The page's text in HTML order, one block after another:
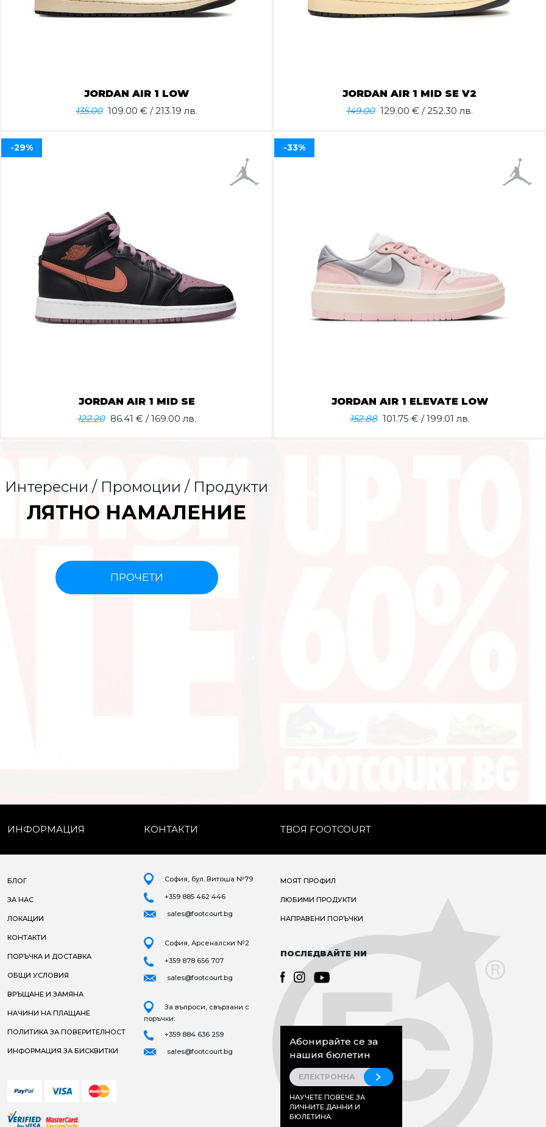
JORDAN AIR 1 LOW
135.00 109.00 € / 213.19 лв.
JORDAN AIR 1 MID SE V2
149.00 129.00 € / 252.30 лв.
JORDAN AIR 1 MID SE
122.20 86.41 € / 169.00 лв.
-29%
JORDAN AIR 1 ELEVATE LOW
152.88 101.75 € / 199.01 лв.
-33%
Интересни / Промоции / Продукти
ЛЯТНО НАМАЛЕНИЕ
ПРОЧЕТИ
ИНФОРМАЦИЯ КОНТАКТИ ТВОЯ FOOTCOURT
БЛОГ
ЗА НАС
ЛОКАЦИИ
КОНТАКТИ
ПОРЪЧКА И ДОСТАВКА
ОБЩИ УСЛОВИЯ
ВРЪЩАНЕ И ЗАМЯНА
НАЧИНИ НА ПЛАЩАНЕ
ПОЛИТИКА ЗА ПОВЕРИТЕЛНОСТ
ИНФОРМАЦИЯ ЗА БИСКВИТКИ
София, бул. Витоша №79
+359 885 462 446
sales@footcourt.bg
София, Арсеналски №2
+359 878 656 707
sales@footcourt.bg
За въпроси, свързани с
поръчки:
+359 884 636 259
sales@footcourt.bg
МОЯТ ПРОФИЛ
ЛЮБИМИ ПРОДУКТИ
НАПРАВЕНИ ПОРЪЧКИ
ПОСЛЕДВАЙТЕ НИ
Абонирайте се за
нашия бюлетин
НАУЧЕТЕ ПОВЕЧЕ ЗА
ЛИЧНИТЕ ДАННИ И
БЮЛЕТИНА.